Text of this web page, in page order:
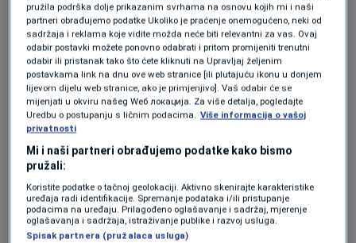
Višković se požalio na poslodavce:
Očekuju da uzmem lopatu Alije
Sirotanovića i da čistim snijeg
VIJESTI|9. feb.|
Danas je 32 godišnjica smrti junaka čiji
proizvod je alternativa gasu
pružila podrška dolje prikazanim svrhama na osnovu kojih mi i naši
partneri obrađujemo podatke Ukoliko je praćenje onemogućeno, neki od
sadržaja i reklama koje vidite možda neće biti relevantni za vas. Ovaj
odabir postavki možete ponovno odabrati i pritom promijeniti trenutni
odabir ili pristanak tako što ćete kliknuti na Upravljaj željenim
postavkama link na dnu ove web stranice [ili plutajuću ikonu u donjem
lijevom dijelu web stranice, ako je primjenjivo]. Vaš odabir će se
mijenjati u okviru našeg Wеб локација. Za više detalja, pogledajte
Uredbu o postupanju s ličnim podacima. Više informacija o vašoj
privatnosti
Mi i naši partneri obrađujemo podatke kako bismo
pružali:
Koristite podatke o tačnoj geolokaciji. Aktivno skenirajte karakteristike
uređaja radi identifikacije. Spremanje podataka i/ili pristupanje
podacima na uređaju. Prilagođeno oglašavanje i sadržaj, mjerenje
oglašavanja i sadržaja, istraživanje publike i razvoj usluga.
Spisak partnera (pružalaca usluga)